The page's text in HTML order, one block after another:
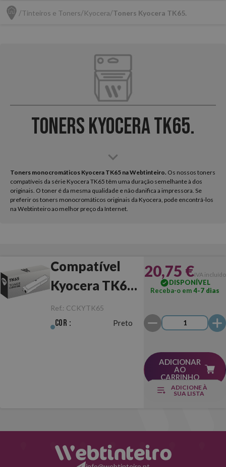
Tinteiros e Toners Kyocera Toners Kyocera TK65.
Toners Kyocera TK65.
Toners monocromáticos Kyocera TK65 na Webtinteiro. Os nossos toners
compatíveis da série Kyocera TK65 têm uma duração semelhante à dos
originais. O toner é da mesma qualidade e não danifica a impressora. Se
preferir os toners monocromáticos originais da Kyocera, pode encontrá-los
na Webtinteiro ao melhor preço da Internet.
Compatível
Kyocera TK65
Preto
Ref.: CCKYTK65
Cor : Preto
20,75 €IVA incluído
DISPONÍVEL
Receba-o em4-7 dias
ADICIONAR
AO
CARRINHO
ADICIONE À
SUA LISTA